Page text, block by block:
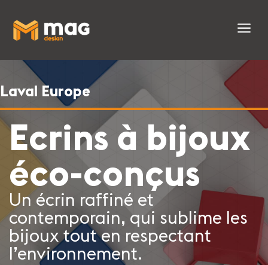
a
Laval Europe
Ecrins à bijoux
éco-conçus
Un écrin raffiné et
contemporain, qui sublime les
bijoux tout en respectant
l’environnement.